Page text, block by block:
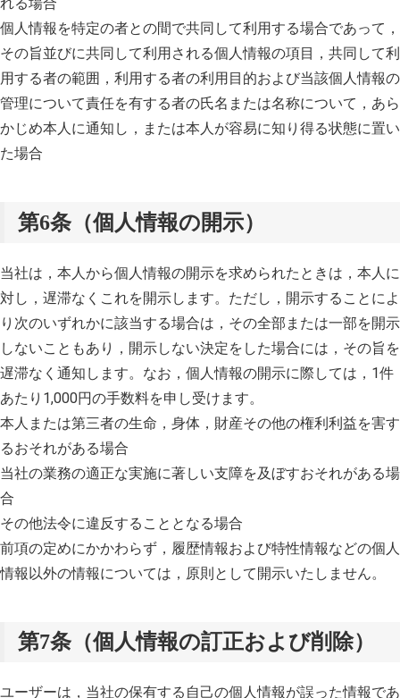
個人情報を特定の者との間で共同して利用する場合であって，
その旨並びに共同して利用される個人情報の項目，共同して利
用する者の範囲，利用する者の利用目的および当該個人情報の
管理について責任を有する者の氏名または名称について，あら
かじめ本人に通知し，または本人が容易に知り得る状態に置い
た場合
第6条（個人情報の開示）
当社は，本人から個人情報の開示を求められたときは，本人に
対し，遅滞なくこれを開示します。ただし，開示することによ
り次のいずれかに該当する場合は，その全部または一部を開示
しないこともあり，開示しない決定をした場合には，その旨を
遅滞なく通知します。なお，個人情報の開示に際しては，1件
あたり1,000円の手数料を申し受けます。
本人または第三者の生命，身体，財産その他の権利利益を害す
るおそれがある場合
当社の業務の適正な実施に著しい支障を及ぼすおそれがある場
合
その他法令に違反することとなる場合
前項の定めにかかわらず，履歴情報および特性情報などの個人
情報以外の情報については，原則として開示いたしません。
第7条（個人情報の訂正および削除）
ユーザーは，当社の保有する自己の個人情報が誤った情報であ